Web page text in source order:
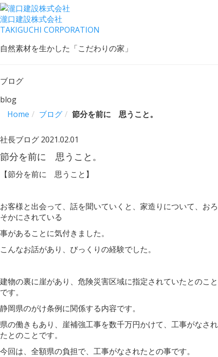
瀧口建設株式会社
TAKIGUCHI CORPORATION
自然素材を生かした「こだわりの家」
ブログ
blog
Home
ブログ 節分を前に 思うこと。
社長ブログ 2021.02.01
節分を前に 思うこと。
【節分を前に 思うこと】
お客様と出会って、話を聞いていくと、家造りについて、おろ
そかにされている
事があることに気付きました。
こんなお話があり、びっくりの経験でした。
建物の裏に崖があり、危険災害区域に指定されていたとのこと
です。
静岡県のがけ条例に関係する内容です。
県の働きもあり、崖補強工事を数千万円かけて、工事がなされ
たとのことです。
今回は、全額県の負担で、工事がなされたとの事です。